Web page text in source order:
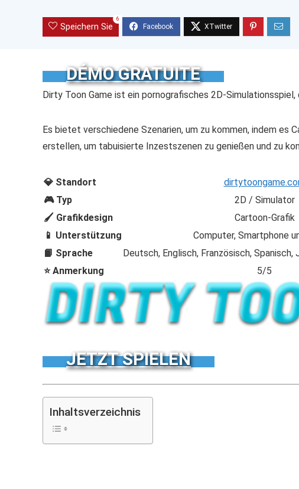
Speichern Sie
6
DÉMO GRATUITE
Dirty Toon Game ist ein pornografisches 2D-
Es bietet verschiedene Szenarien, um zu kommen, indem
erstellen, um tabuisierte Inzestszenen zu genießen und zu
💎 Standort
🎮 Typ
2D / Simulator
🖌️ Grafikdesign
Cartoon-Grafik
📱 Unterstützung
Computer, Smartphone
📙 Sprache
Deutsch, Englisch, Französisch, Spanisch,
⭐ Anmerkung
5/5
JETZT SPIELEN
Inhaltsverzeichnis